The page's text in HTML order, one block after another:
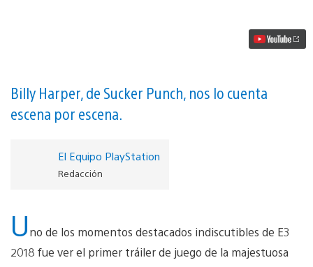
del
E3
Billy Harper, de Sucker Punch, nos lo cuenta
escena por escena.
El Equipo PlayStation
Redacción
Uno de los momentos destacados indiscutibles de E3
2018 fue ver el primer tráiler de juego de la majestuosa